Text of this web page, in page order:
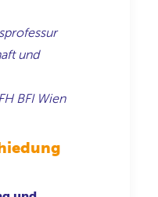
und
BFI Wien